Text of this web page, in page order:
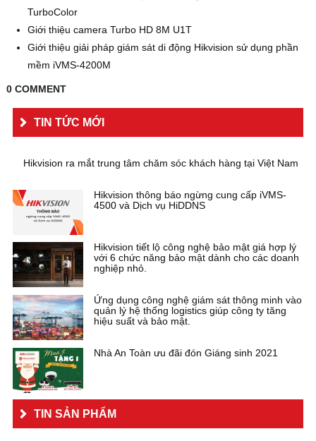
TurboColor
Giới thiệu camera Turbo HD 8M U1T
Giới thiệu giải pháp giám sát di động Hikvision sử dụng phần
mềm iVMS-4200M
0 COMMENT
TIN TỨC MỚI
Hikvision ra mắt trung tâm chăm sóc khách hàng tại Việt Nam
Hikvision thông báo ngừng cung cấp iVMS-
4500 và Dịch vụ HiDDNS
Hikvision tiết lộ công nghệ bảo mật giá hợp lý
với 6 chức năng bảo mật dành cho các doanh
nghiệp nhỏ.
Ứng dụng công nghệ giám sát thông minh vào
quản lý hệ thống logistics giúp công ty tăng
hiệu suất và bảo mật.
Nhà An Toàn ưu đãi đón Giáng sinh 2021
TIN SẢN PHẨM